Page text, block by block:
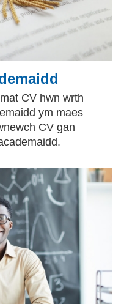
CV hwn wrth
ym maes
CV gan